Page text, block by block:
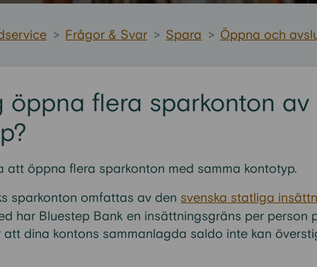
> Frågor & Svar > Spara > Öppna och
öppna flera sparkonton av
att öppna flera sparkonton med samma kontotyp.
sparkonton omfattas av den svenska statliga
har Bluestep Bank en insättningsgräns per
att dina kontons sammanlagda saldo inte kan